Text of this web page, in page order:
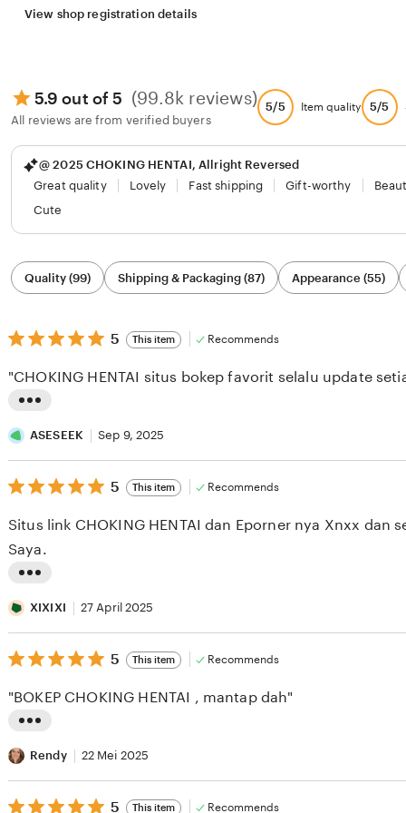
View shop registration details
5.9 out of 5 (99.8k reviews)
All reviews are from verified buyers
5/5 Item quality 5/5
@ 2025 CHOKING HENTAI, Allright Reversed
Great quality
Lovely Fast shipping Gift-worthy
Cute
Filter
by
category
Quality (99) Shipping & Packaging (87) Appearance (55)
5
out
5
stars
5 This item Recommends
i
s
t
n
g
e
v
i
w
y
A
S
"CHOKING HENTAI situs bokep favorit selalu update
ASESEEK Sep 9, 2025
5
out
5
stars
5 This item Recommends
i
s
t
n
r
e
v
Situs link CHOKING HENTAI dan Eporner nya Xnxx dan
Saya.
XIXIXI 27 April 2025
5
out
5
stars
5 This item Recommends
i
s
t
"BOKEP CHOKING HENTAI , mantap dah"
Rendy 22 Mei 2025
5
5 This item Recommends